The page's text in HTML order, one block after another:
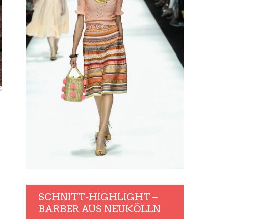
SCHNITT-HIGHLIGHT –
BARBER AUS NEUKÖLLN